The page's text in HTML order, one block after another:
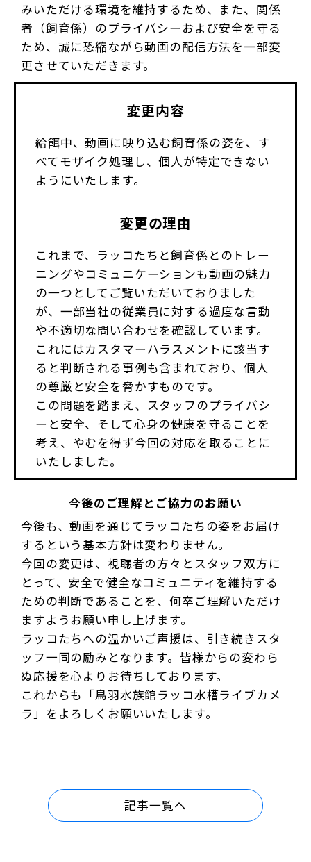
みいただける環境を維持するため、また、関係
者（飼育係）のプライバシーおよび安全を守る
ため、誠に恐縮ながら動画の配信方法を一部変
更させていただきます。
変更内容
給餌中、動画に映り込む飼育係の姿を、す
べてモザイク処理し、個人が特定できない
ようにいたします。
変更の理由
これまで、ラッコたちと飼育係とのトレー
ニングやコミュニケーションも動画の魅力
の一つとしてご覧いただいておりました
が、一部当社の従業員に対する過度な言動
や不適切な問い合わせを確認しています。
これにはカスタマーハラスメントに該当す
ると判断される事例も含まれており、個人
の尊厳と安全を脅かすものです。
この問題を踏まえ、スタッフのプライバシ
ーと安全、そして心身の健康を守ることを
考え、やむを得ず今回の対応を取ることに
いたしました。
今後のご理解とご協力のお願い
今後も、動画を通じてラッコたちの姿をお届け
するという基本方針は変わりません。
今回の変更は、視聴者の方々とスタッフ双方に
とって、安全で健全なコミュニティを維持する
ための判断であることを、何卒ご理解いただけ
ますようお願い申し上げます。
ラッコたちへの温かいご声援は、引き続きスタ
ッフ一同の励みとなります。皆様からの変わら
ぬ応援を心よりお待ちしております。
これからも「鳥羽水族館ラッコ水槽ライブカメ
ラ」をよろしくお願いいたします。
記事一覧へ